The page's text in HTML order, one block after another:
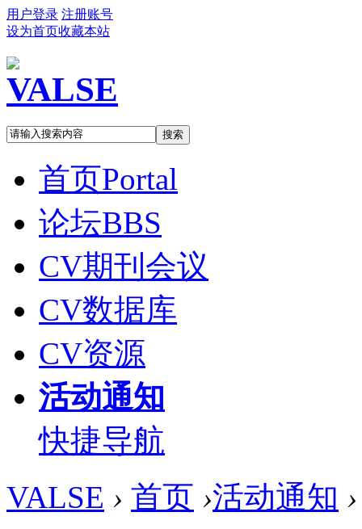
用户登录 注册账号
设为首页收藏本站
搜索
首页Portal
论坛BBS
CV期刊会议
CV数据库
CV资源
活动通知
快捷导航
VALSE › 首页 ›活动通知 ›